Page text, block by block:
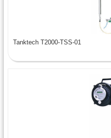
Tanktech T2000-TSS-01